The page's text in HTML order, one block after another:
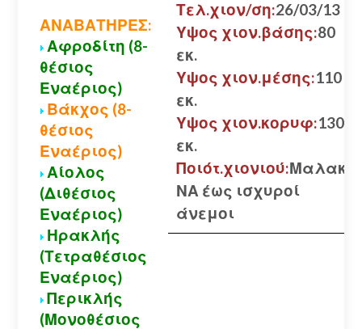
ΑΝΑΒΑΤΗΡΕΣ:
Αφροδίτη (8-
θέσιος
Εναέριος)
Βάκχος (8-
θέσιος
Εναέριος)
Αίολος
(Διθέσιος
Εναέριος)
Ηρακλής
(Τετραθέσιος
Εναέριος)
Περικλής
(Μονοθέσιος
Τελ.χιον/ση:26/03/13
Υψος χιον.βάσης:80
εκ.
Υψος χιον.μέσης:110
εκ.
Υψος χιον.κορυφ:130
εκ.
Ποιότ.χιονιού:Μαλακό
ΝΑ έως ισχυροί
άνεμοι